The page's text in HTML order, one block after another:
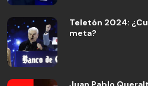
Teletón 2024:
meta?